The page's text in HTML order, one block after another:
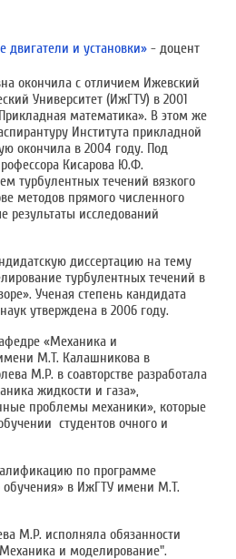
двигатели и установки» - доцент
окончила с отличием Ижевский
Университет (ИжГТУ) в 2001
математика». В этом же
Института прикладной
окончила в 2004 году. Под
Кисарова Ю.Ф.
турбулентных течений вязкого
методов прямого численного
результаты исследований
диссертацию на тему
турбулентных течений в
Ученая степень кандидата
утверждена в 2006 году.
«Механика и
М.Т. Калашникова в
М.Р. в соавторстве разработала
жидкости и газа»,
проблемы механики», которые
студентов очного и
по программе
обучения» в ИжГТУ имени М.Т.
М.Р. исполняла обязанности
и моделирование".